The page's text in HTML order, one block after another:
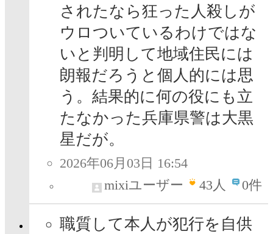
されたなら狂った人殺しが
ウロついているわけではな
いと判明して地域住民には
朗報だろうと個人的には思
う。結果的に何の役にも立
たなかった兵庫県警は大黒
星だが。
2026年06月03日 16:54
mixiユーザー
43人 0件
職質して本人が犯行を自供